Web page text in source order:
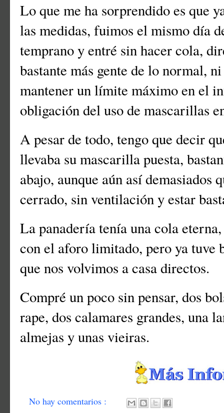
Lo que me ha sorprendido es que
las medidas, fuimos el mismo día
temprano y entré sin hacer cola,
bastante más gente de lo normal,
mantener un límite máximo en el
obligación del uso de mascarillas
A pesar de todo, tengo que decir
llevaba su mascarilla puesta,
abajo, aunque aún así demasiados
cerrado, sin ventilación y estar
La panadería tenía una cola
con el aforo limitado, pero ya tuve
que nos volvimos a casa directos.
Compré un poco sin pensar, dos
rape, dos calamares grandes, una
almejas y unas vieiras.
No hay comentarios :